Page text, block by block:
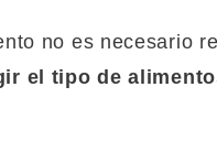
no es necesario
el tipo de